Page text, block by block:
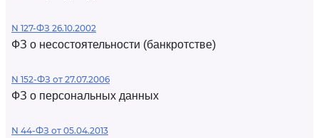
N 127-ФЗ 26.10.2002
ФЗ о несостоятельности (банкротстве)
N 152-ФЗ от 27.07.2006
ФЗ о персональных данных
N 44-ФЗ от 05.04.2013